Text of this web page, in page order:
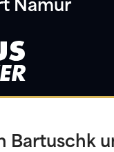
Namur
Bartuschk